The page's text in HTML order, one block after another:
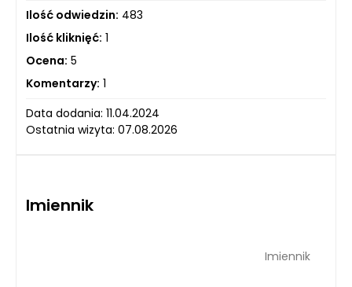
Ilość odwiedzin: 483
Ilość kliknięć: 1
Ocena: 5
Komentarzy: 1
Data dodania: 11.04.2024
Ostatnia wizyta: 07.08.2026
Imiennik
Imiennik